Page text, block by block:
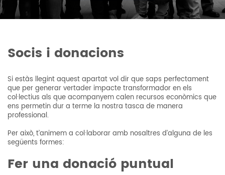
Socis i donacions
Si estàs llegint aquest apartat vol dir que saps perfectament
que per generar vertader impacte transformador en els
col·lectius als que acompanyem calen recursos econòmics que
ens permetin dur a terme la nostra tasca de manera
professional.
Per això, t’animem a col·laborar amb nosaltres d’alguna de les
següents formes:
Fer una donació puntual